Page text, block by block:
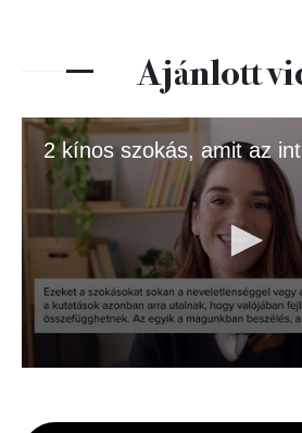
Ajánlott